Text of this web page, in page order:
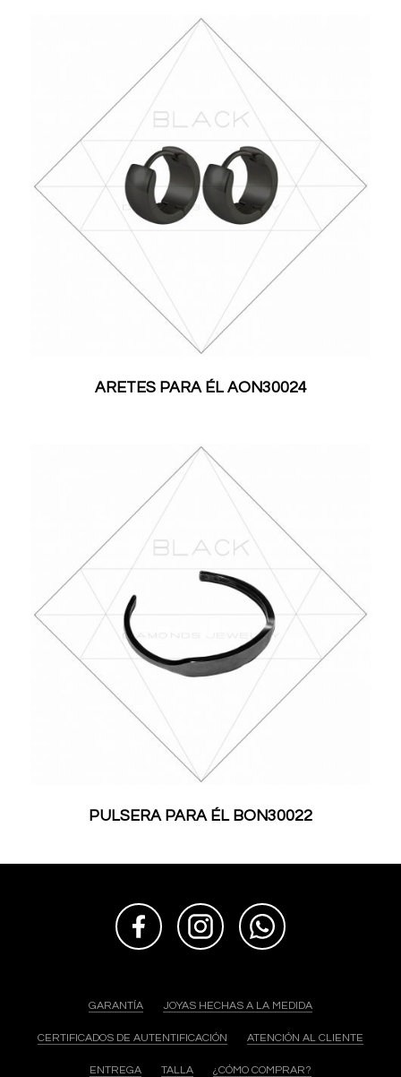
ARETES PARA ÉL AON30024
PULSERA PARA ÉL BON30022
GARANTÍA JOYAS HECHAS A LA MEDIDA
CERTIFICADOS DE AUTENTIFICACIÓN ATENCIÓN AL CLIENTE
ENTREGA TALLA ¿CÓMO COMPRAR?